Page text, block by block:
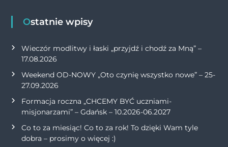
Ostatnie wpisy
Wieczór modlitwy i łaski „przyjdź i chodź za Mną” –
17.08.2026
Weekend OD-NOWY „Oto czynię wszystko nowe” – 25-
27.09.2026
Formacja roczna „CHCEMY BYĆ uczniami-
misjonarzami” – Gdańsk – 10.2026-06.2027
Co to za miesiąc! Co to za rok! To dzięki Wam tyle
dobra – prosimy o więcej :)